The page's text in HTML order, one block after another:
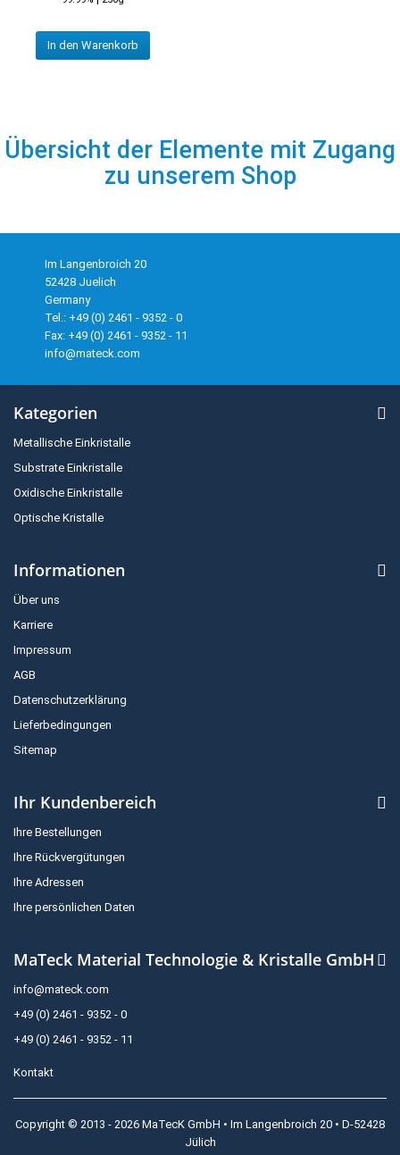
In den Warenkorb
Übersicht der Elemente mit Zugang
zu unserem Shop
Im Langenbroich 20
52428 Juelich
Germany
Tel.: +49 (0) 2461 - 9352 - 0
Fax: +49 (0) 2461 - 9352 - 11
info@mateck.com
Kategorien
Metallische Einkristalle
Substrate Einkristalle
Oxidische Einkristalle
Optische Kristalle
Informationen
Über uns
Karriere
Impressum
AGB
Datenschutzerklärung
Lieferbedingungen
Sitemap
Ihr Kundenbereich
Ihre Bestellungen
Ihre Rückvergütungen
Ihre Adressen
Ihre persönlichen Daten
MaTeck Material Technologie & Kristalle GmbH
info@mateck.com
+49 (0) 2461 - 9352 - 0
+49 (0) 2461 - 9352 - 11
Kontakt
Copyright © 2013 - 2026 MaTecK GmbH • Im Langenbroich 20 • D-52428
Jülich